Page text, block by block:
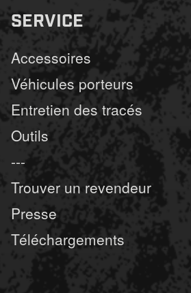
SERVICE
Accessoires
Véhicules porteurs
Entretien des tracés
Outils
---
Trouver un revendeur
Presse
Téléchargements